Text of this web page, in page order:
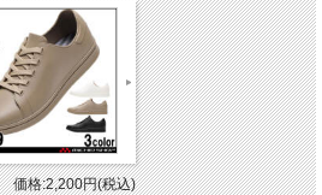
価格:2,200円(税込)